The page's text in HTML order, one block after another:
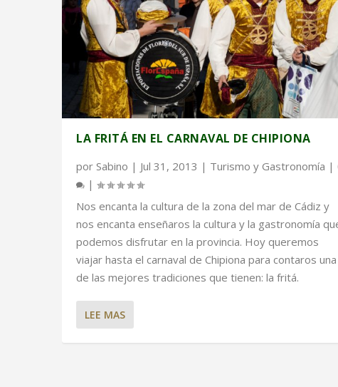
LA FRITÁ EN EL CARNAVAL DE CHIPIONA
por Sabino | Jul 31, 2013 | Turismo y Gastronomía |
|
Nos encanta la cultura de la zona del mar de Cádiz y
nos encanta enseñaros la cultura y la gastronomía
podemos disfrutar en la provincia. Hoy queremos
viajar hasta el carnaval de Chipiona para contaros una
de las mejores tradiciones que tienen: la fritá.
LEE MAS